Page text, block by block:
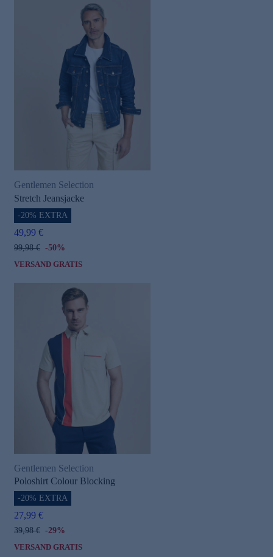
Gentlemen Selection
Stretch Jeansjacke
-20% EXTRA
49,99 €
99,98 € -50%
VERSAND GRATIS
Gentlemen Selection
Poloshirt Colour Blocking
-20% EXTRA
27,99 €
39,98 € -29%
VERSAND GRATIS